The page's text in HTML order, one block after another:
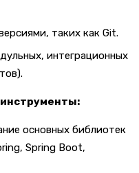
таких как Git.
интеграционных
основных библиотек
Spring Boot,